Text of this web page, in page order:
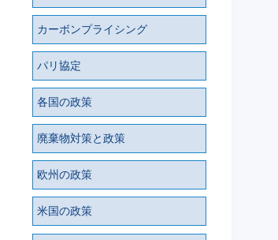
カーボンプライシング
パリ協定
各国の政策
廃棄物対策と政策
欧州の政策
米国の政策